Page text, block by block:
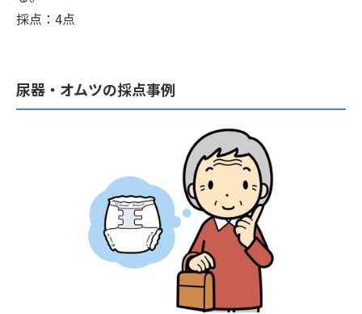
採点：4点
尿器・オムツの採点事例